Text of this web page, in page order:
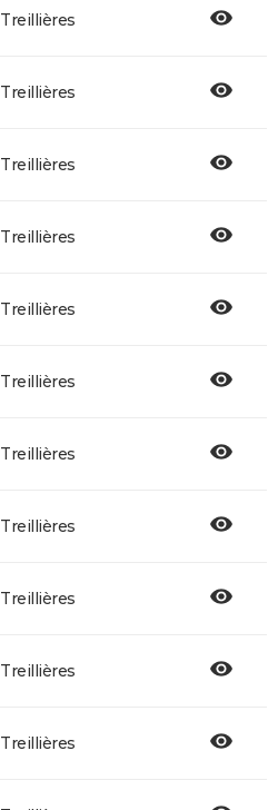
Treillières
Treillières
Treillières
Treillières
Treillières
Treillières
Treillières
Treillières
Treillières
Treillières
Treillières